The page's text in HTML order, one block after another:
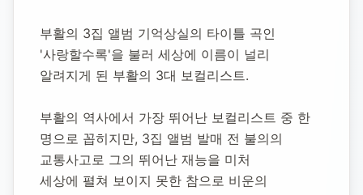
48,455
부활의 3집 앨범 기억상실의 타이틀 곡인
'사랑할수록'을 불러 세상에 이름이 널리
알려지게 된 부활의 3대 보컬리스트.
부활의 역사에서 가장 뛰어난 보컬리스트 중 한
명으로 꼽히지만, 3집 앨범 발매 전 불의의
교통사고로 그의 뛰어난 재능을 미처
세상에 펼쳐 보이지 못한 참으로 비운의